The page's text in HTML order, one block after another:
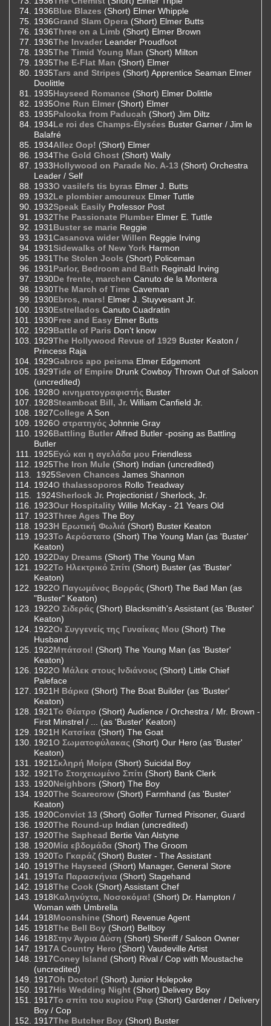
1936Blue Blazes (Short) Elmer Whipple
1936Grand Slam Opera (Short) Elmer Butts
1936Three on a Limb (Short) Elmer Brown
1936The Invader Leander Proudfoot
1935The Timid Young Man (Short) Milton
1935The E-Flat Man (Short) Elmer
1935Tars and Stripes (Short) Apprentice Seaman Elmer
Doolittle
1935Hayseed Romance (Short) Elmer Dolittle
1935One Run Elmer (Short) Elmer
1935Palooka from Paducah (Short) Jim Diltz
1934Le roi des Champs-Élysées Buster Garner / Jim le
Balafré
1934Allez Oop! (Short) Elmer
1934The Gold Ghost (Short) Wally
1933Hollywood on Parade No. A-13 (Short) Orchestra
Leader / Self
1933O vasilefs tis byras Elmer J. Butts
1932Le plombier amoureux Elmer Tuttle
1932Speak Easily Professor Post
1932The Passionate Plumber Elmer E. Tuttle
1931 Buster se marie Reggie
1931Casanova wider Willen Reggie Irving
1931Sidewalks of New York Harmon
1931The Stolen Jools (Short) Policeman
1931 Parlor, Bedroom and Bath Reginald Irving
1930De frente, marchen Canuto de la Montera
1930The March of Time Caveman
1930Ebros, mars! Elmer J. Stuyvesant Jr.
1930Estrellados Canuto Cuadratin
1930Free and Easy Elmer Butts
1929Battle of Paris Don't know
1929The Hollywood Revue of 1929 Buster Keaton /
Princess Raja
1929Gabros apo peisma Elmer Edgemont
1929Tide of Empire Drunk Cowboy Thrown Out of Saloon
(uncredited)
1928O κινηματογραφιστής Buster
1928Steamboat Bill, Jr. William Canfield Jr.
1927College A Son
1926Ο στρατηγός Johnnie Gray
1926Battling Butler Alfred Butler -posing as Battling
Butler
1925Εγώ και η αγελάδα μου Friendless
1925The Iron Mule (Short) Indian (uncredited)
1925Seven Chances James Shannon
1924O thalassoporos Rollo Treadway
1924Sherlock Jr. Projectionist / Sherlock, Jr.
1923Our Hospitality Willie McKay - 21 Years Old
1923Three Ages The Boy
1923Η Ερωτική Φωλιά (Short) Buster Keaton
1923Το Αερόστατο (Short) The Young Man (as 'Buster'
Keaton)
1922Day Dreams (Short) The Young Man
1922Το Ηλεκτρικό Σπίτι (Short) Buster (as 'Buster'
Keaton)
1922Ο Παγωμένος Βορράς (Short) The Bad Man (as
"Buster" Keaton)
1922Ο Σιδεράς (Short) Blacksmith's Assistant (as 'Buster'
Keaton)
1922Οι Συγγενείς της Γυναίκας Μου (Short) The
Husband
1922Μπάτσοι! (Short) The Young Man (as 'Buster'
Keaton)
1922Ο Μάλεκ στους Ινδιάνους (Short) Little Chief
Paleface
1921 Η Βάρκα (Short) The Boat Builder (as 'Buster'
Keaton)
1921Το Θέατρο (Short) Audience / Orchestra / Mr. Brown -
First Minstrel / ... (as 'Buster' Keaton)
1921 Η Κατσίκα (Short) The Goat
1921Ο Σωματοφύλακας (Short) Our Hero (as 'Buster'
Keaton)
1921Σκληρή Μοίρα (Short) Suicidal Boy
1921Το Στοιχειωμένο Σπίτι (Short) Bank Clerk
1920Neighbors (Short) The Boy
1920The Scarecrow (Short) Farmhand (as 'Buster'
Keaton)
1920Convict 13 (Short) Golfer Turned Prisoner, Guard
1920The Round-up Indian (uncredited)
1920The Saphead Bertie Van Alstyne
1920Μία εβδομάδα (Short) The Groom
1920Το Γκαράζ (Short) Buster - The Assistant
1919The Hayseed (Short) Manager, General Store
1919Τα Παρασκήνια (Short) Stagehand
1918The Cook (Short) Assistant Chef
1918Καληνύχτα, Νοσοκόμα! (Short) Dr. Hampton /
Woman with Umbrella
1918Moonshine (Short) Revenue Agent
1918The Bell Boy (Short) Bellboy
1918Στην Άγρια Δύση (Short) Sheriff / Saloon Owner
1917A Country Hero (Short) Vaudeville Artist
1917Coney Island (Short) Rival / Cop with Moustache
(uncredited)
1917Oh Doctor! (Short) Junior Holepoke
1917His Wedding Night (Short) Delivery Boy
1917Το σπίτι του κυρίου Ραφ (Short) Gardener / Delivery
Boy / Cop
1917The Butcher Boy (Short) Buster